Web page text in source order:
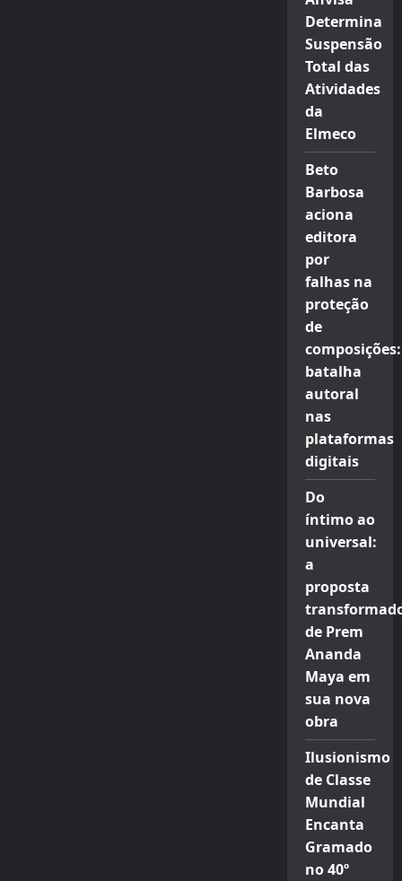
Determina
Suspensão
Total das
Atividades
da
Elmeco
Beto
Barbosa
aciona
editora
por
falhas na
proteção
de
composições:
batalha
autoral
nas
plataformas
digitais
Do
íntimo ao
universal:
a
proposta
de Prem
Ananda
Maya em
sua nova
obra
Ilusionismo
de Classe
Mundial
Encanta
Gramado
no 40º